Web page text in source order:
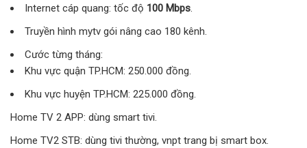
Internet cáp quang: tốc độ 100 Mbps
Truyền hình mytv gói nâng cao 180 kênh.
Cước từng tháng:
Khu vực quận TP.HCM: 250.000 đồng.
Khu vực huyện TP.HCM: 225.000 đồng.
Home TV 2 APP: dùng smart tivi.
Home TV2 STB: dùng tivi thường, vnpt trang bị smart box.